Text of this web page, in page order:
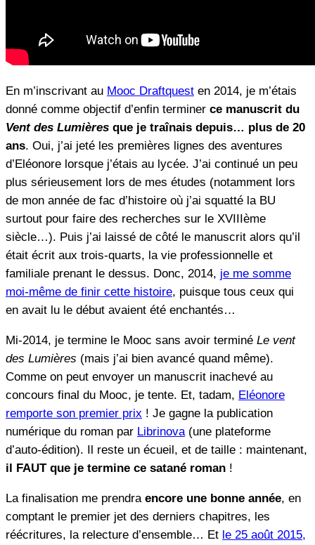
En m’inscrivant au Mooc Draftquest en 2014, je m’étais
donné comme objectif d’enfin terminer ce manuscrit du
Vent des Lumières que je traînais depuis… plus de 20
ans. Oui, j’ai jeté les premières lignes des aventures
d’Eléonore lorsque j’étais au lycée. J’ai continué un peu
plus sérieusement lors de mes études (notamment lors
de mon année de fac d’histoire où j’ai squatté la BU
surtout pour faire des recherches sur le XVIIIème
siècle…). Puis j’ai laissé de côté le manuscrit alors qu’il
était écrit aux trois-quarts, la vie professionnelle et
familiale prenant le dessus. Donc, 2014, je me somme
moi-même de finir cette histoire, puisque tous ceux qui
en avait lu le début avaient été enchantés…
Mi-2014, je termine le Mooc sans avoir terminé Le vent
des Lumières (mais j’ai bien avancé quand même).
Comme on peut envoyer un manuscrit inachevé au
concours final du Mooc, je tente. Et, tadam, Eléonore
remporte son premier prix ! Je gagne la publication
numérique du roman par Librinova(une plateforme
d’auto-édition). Il reste un écueil, et de taille : maintenant,
il FAUT que je termine ce satané roman !
La finalisation me prendraencore une bonne année, en
comptant le premier jet des derniers chapitres, les
réécritures, la relecture d’ensemble… Et le 25 août 2015,